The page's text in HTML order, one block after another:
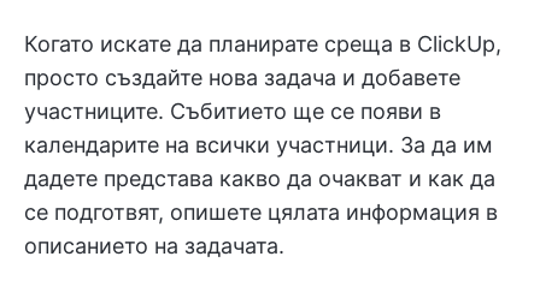
Когато искате да планирате среща в ClickUp,
просто създайте нова задача и добавете
участниците. Събитието ще се появи в
календарите на всички участници. За да им
дадете представа какво да очакват и как да
се подготвят, опишете цялата информация в
описанието на задачата.